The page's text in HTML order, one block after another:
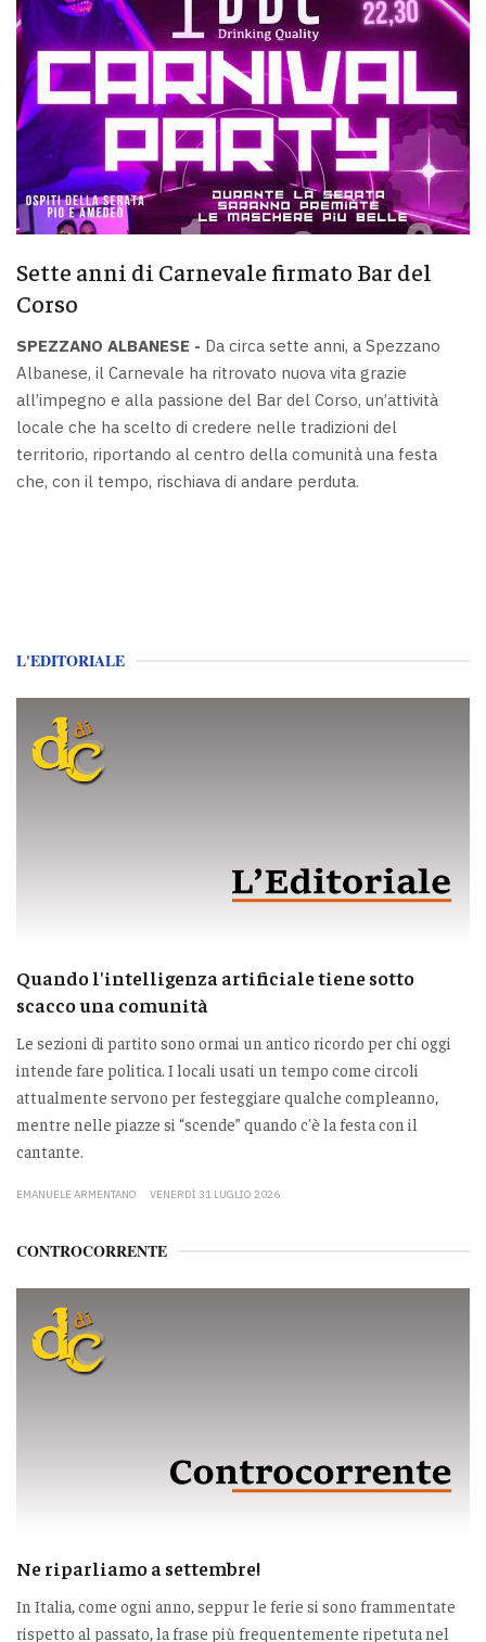
Sette anni di Carnevale firmato Bar del
Corso
SPEZZANO ALBANESE - Da circa sette anni, a Spezzano
Albanese, il Carnevale ha ritrovato nuova vita grazie
all’impegno e alla passione del Bar del Corso, un’attività
locale che ha scelto di credere nelle tradizioni del
territorio, riportando al centro della comunità una festa
che, con il tempo, rischiava di andare perduta.
L'EDITORIALE
Quando l'intelligenza artificiale tiene sotto
scacco una comunità
Le sezioni di partito sono ormai un antico ricordo per chi oggi
intende fare politica. I locali usati un tempo come circoli
attualmente servono per festeggiare qualche compleanno,
mentre nelle piazze si “scende” quando c'è la festa con il
cantante.
EMANUELE ARMENTANO VENERDÌ 31 LUGLIO 2026
CONTROCORRENTE
Ne riparliamo a settembre!
In Italia, come ogni anno, seppur le ferie si sono frammentate
rispetto al passato, la frase più frequentemente ripetuta nel